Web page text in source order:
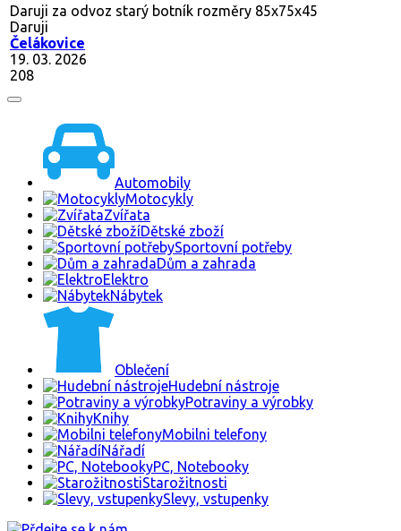
Daruji za odvoz starý botník rozměry 85x75x45
Daruji
Čelákovice
19. 03. 2026
208
Automobily
Motocykly
Zvířata
Dětské zboží
Sportovní potřeby
Dům a zahrada
Elektro
Nábytek
Oblečení
Hudební nástroje
Potraviny a výrobky
Knihy
Mobilni telefony
Nářadí
PC, Notebooky
Starožitnosti
Slevy, vstupenky